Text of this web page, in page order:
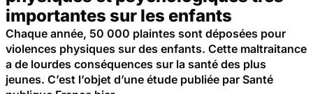
importantes sur les enfants
Chaque année, 50 000 plaintes sont déposées pour
violences physiques sur des enfants. Cette maltraitance
a de lourdes conséquences sur la santé des plus
jeunes. C’est l’objet d’une étude publiée par Santé